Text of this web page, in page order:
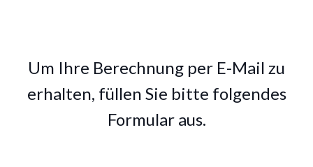
Um Ihre Berechnung per E-Mail zu
erhalten, füllen Sie bitte folgendes
Formular aus.